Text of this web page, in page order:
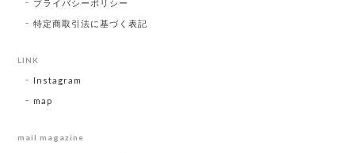
プライバシーポリシー
特定商取引法に基づく表記
LINK
Instagram
map
mail magazine